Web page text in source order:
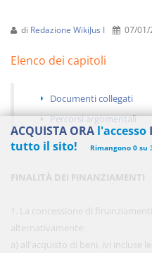
di Redazione WikiJus I 07/01/
Elenco dei capitoli
Documenti collegati
Percorsi argomentali
FINALITÀ DEI FINANZIAMENTI
1. La concessione di
alternativamente:
a) all'acquisto di beni, ivi incluse
ACQUISTA ORA l'accesso
tutto il sito!
Rimangono 0